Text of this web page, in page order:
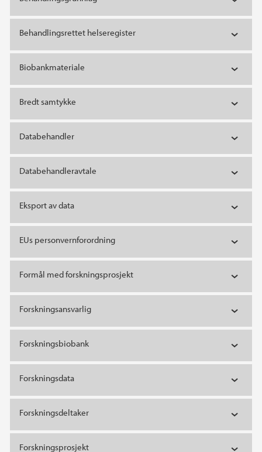
Behandlingsrettet helseregister
Biobankmateriale
Bredt samtykke
Databehandler
Databehandleravtale
Eksport av data
EUs personvernforordning
Formål med forskningsprosjekt
Forskningsansvarlig
Forskningsbiobank
Forskningsdata
Forskningsdeltaker
Forskningsprosjekt